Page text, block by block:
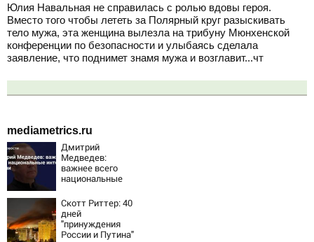
Юлия Навальная не справилась с ролью вдовы героя.
Вместо того чтобы лететь за Полярный круг разыскивать
тело мужа, эта женщина вылезла на трибуну Мюнхенской
конференции по безопасности и улыбаясь сделала
заявление, что поднимет знамя мужа и возглавит...чт
mediametrics.ru
Дмитрий
Медведев:
важнее всего
национальные
Скотт Риттер: 40
дней
"принуждения
России и Путина"